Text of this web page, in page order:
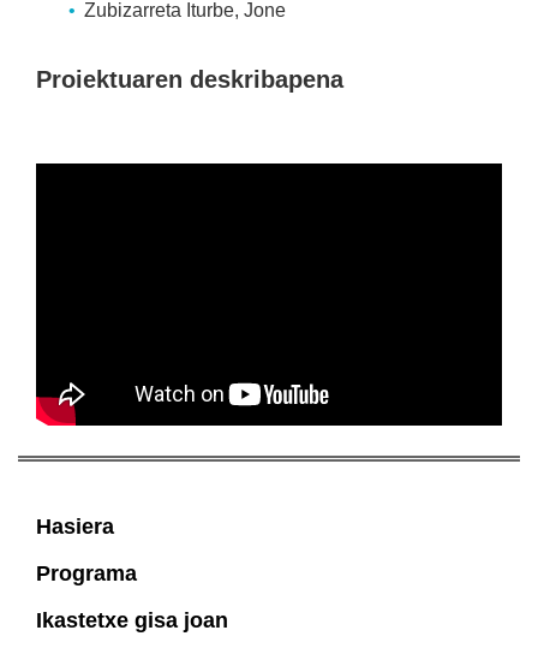
Zubizarreta Iturbe, Jone
Proiektuaren deskribapena
Hasiera
Programa
Ikastetxe gisa joan